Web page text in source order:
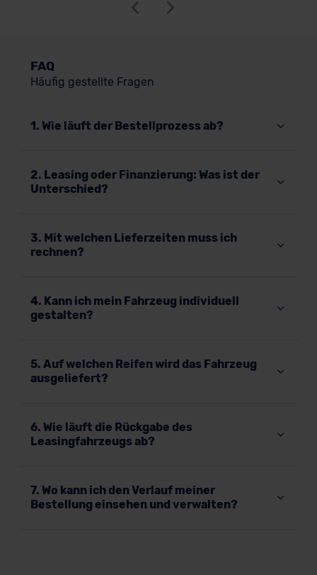
FAQ
Häufig gestellte Fragen
1. Wie läuft der Bestellprozess ab?
2. Leasing oder Finanzierung: Was ist der
Unterschied?
3. Mit welchen Lieferzeiten muss ich
rechnen?
4. Kann ich mein Fahrzeug individuell
gestalten?
5. Auf welchen Reifen wird das Fahrzeug
ausgeliefert?
6. Wie läuft die Rückgabe des
Leasingfahrzeugs ab?
7. Wo kann ich den Verlauf meiner
Bestellung einsehen und verwalten?